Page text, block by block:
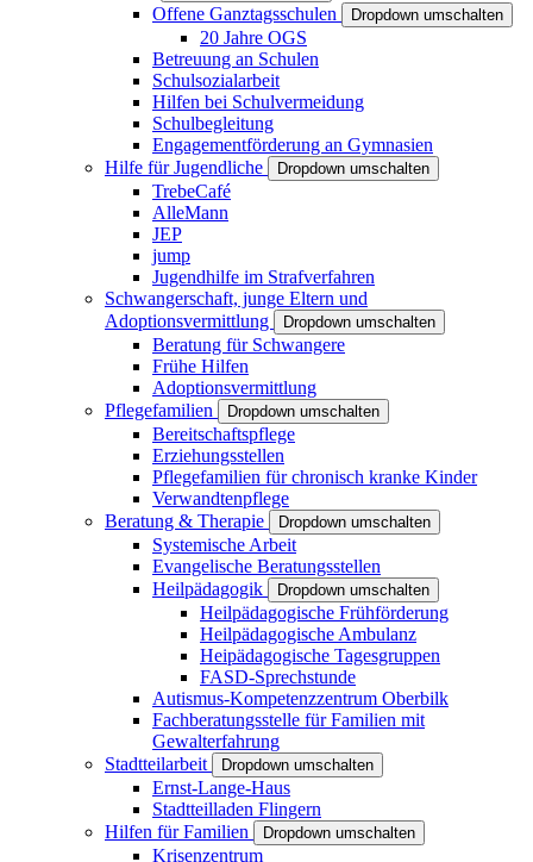
Offene Ganztagsschulen Dropdown umschalten
20 Jahre OGS
Betreuung an Schulen
Schulsozialarbeit
Hilfen bei Schulvermeidung
Schulbegleitung
Engagementförderung an Gymnasien
Hilfe für Jugendliche
Dropdown umschalten
TrebeCafé
AlleMann
JEP
jump
Jugendhilfe im Strafverfahren
Schwangerschaft, junge Eltern und
Adoptionsvermittlung
Dropdown umschalten
Beratung für Schwangere
Frühe Hilfen
Adoptionsvermittlung
Pflegefamilien
Dropdown umschalten
Bereitschaftspflege
Erziehungsstellen
Pflegefamilien für chronisch kranke Kinder
Verwandtenpflege
Beratung & Therapie
Dropdown umschalten
Systemische Arbeit
Evangelische Beratungsstellen
Heilpädagogik
Dropdown umschalten
Heilpädagogische Frühförderung
Heilpädagogische Ambulanz
Heipädagogische Tagesgruppen
FASD-Sprechstunde
Autismus-Kompetenzzentrum Oberbilk
Fachberatungsstelle für Familien mit
Gewalterfahrung
Stadtteilarbeit
Dropdown umschalten
Ernst-Lange-Haus
Stadtteilladen Flingern
Hilfen für Familien
Dropdown umschalten
Krisenzentrum